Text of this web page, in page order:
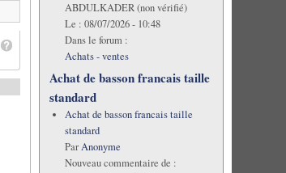
ABDULKADER (non vérifié)
Le : 08/07/2026 - 10:48
Dans le forum :
Achats - ventes
Achat de basson francais taille
standard
Achat de basson francais taille
standard
ParAnonyme
Nouveau commentaire de :